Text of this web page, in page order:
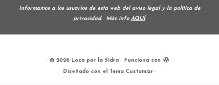
Informamos a los usuarios de esta web del aviso legal y la política de
privacidad.
Más info AQUÍ.
· © 2026 Loca por la Sidra · Funciona con ·
Diseñado con el Tema Customizr·